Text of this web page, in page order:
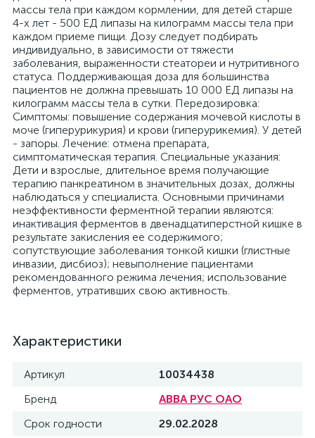
массы тела при каждом кормлении, для детей старше
4-х лет - 500 ЕД липазы на килограмм массы тела при
каждом приеме пищи. Дозу следует подбирать
индивидуально, в зависимости от тяжести
заболевания, выраженности стеатореи и нутритивного
статуса. Поддерживающая доза для большинства
пациентов не должна превышать 10 000 ЕД липазы на
килограмм массы тела в сутки. Передозировка:
Симптомы: повышение содержания мочевой кислоты в
моче (гиперурикурия) и крови (гиперурикемия). У детей
- запоры. Лечение: отмена препарата,
симптоматическая терапия. Специальные указания:
Дети и взрослые, длительное время получающие
терапию панкреатином в значительных дозах, должны
наблюдаться у специалиста. Основными причинами
неэффективности ферментной терапии являются:
инактивация ферментов в двенадцатиперстной кишке в
результате закисления ее содержимого;
сопутствующие заболевания тонкой кишки (глистные
инвазии, дисбиоз); невыполнение пациентами
рекомендованного режима лечения; использование
ферментов, утративших свою активность.
Характеристики
Артикул
10034438
Бренд
АВВА РУС ОАО
Срок годности
29.02.2028